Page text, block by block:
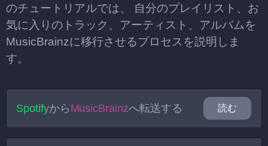
のチュートリアルでは、 自分のプレイリスト、お
気に入りのトラック、アーティスト、アルバムを
MusicBrainzに移行させるプロセスを説明しま
す。
Spotifyから MusicBrainzへ転送する 読む